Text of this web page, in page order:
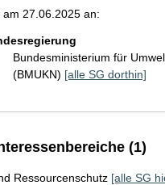
am 27.06.2025 an:
Bundesministerium für
(BMUKN) [alle SG dorthin]
(1)
Ressourcenschutz [alle SG